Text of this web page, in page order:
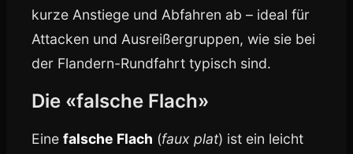
kurze Anstiege und Abfahren ab – ideal für
Attacken und Ausreißergruppen, wie sie bei
der Flandern-Rundfahrt typisch sind.
Die «falsche Flach»
Eine falsche Flach (faux plat) ist ein leicht